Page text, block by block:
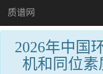
2026年中国
机和同位
质谱网